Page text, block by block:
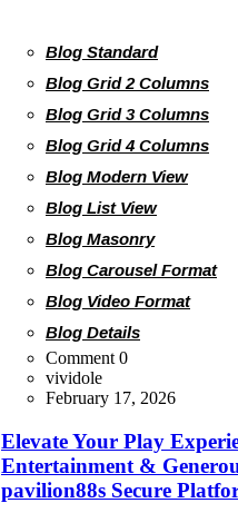
Blog Standard
Blog Grid 2 Columns
Blog Grid 3 Columns
Blog Grid 4 Columns
Blog Modern View
Blog List View
Blog Masonry
Blog Carousel Format
Blog Video Format
Blog Details
Comment 0
vividole
February 17, 2026
Elevate Your Play
Entertainment &
pavilion88s Secure